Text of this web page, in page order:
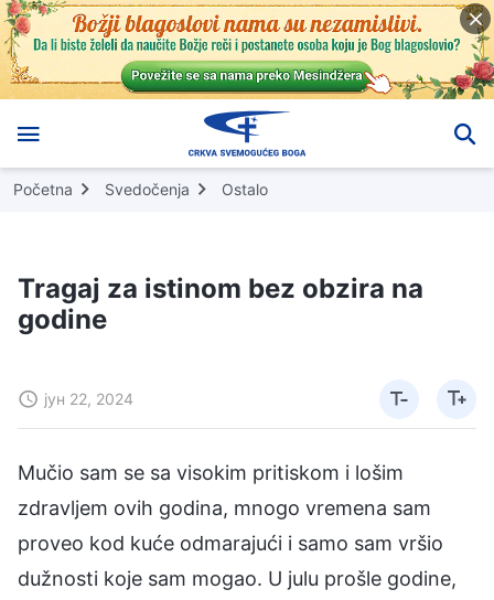
Početna Svedočenja Ostalo
Tragaj za istinom bez obzira na
godine
јун 22, 2024
Mučio sam se sa visokim pritiskom i lošim
zdravljem ovih godina, mnogo vremena sam
proveo kod kuće odmarajući i samo sam vršio
dužnosti koje sam mogao. U julu prošle godine,